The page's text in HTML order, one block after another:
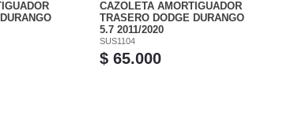
CAZOLETA AMORTIGUADOR
TRASERO DODGE DURANGO
5.7 2011/2020
SUS1104
$ 65.000